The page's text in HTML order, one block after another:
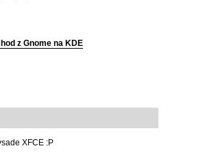
z Gnome na KDE
XFCE :P